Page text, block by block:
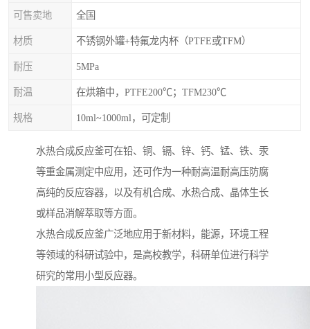
可售卖地 全国
材质 不锈钢外罐+特氟龙内杯（PTFE或TFM）
耐压 5MPa
耐温 在烘箱中，PTFE200℃；TFM230℃
规格 10ml~1000ml，可定制
水热合成反应釜可在铅、铜、镉、锌、钙、锰、铁、汞
等重金属测定中应用，还可作为一种耐高温耐高压防腐
高纯的反应容器，以及有机合成、水热合成、晶体生长
或样品消解萃取等方面。
水热合成反应釜广泛地应用于新材料，能源，环境工程
等领域的科研试验中，是高校教学，科研单位进行科学
研究的常用小型反应器。